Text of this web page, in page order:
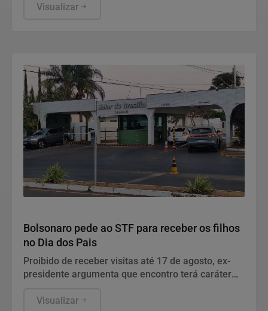
a avaliação com o odontopediatra e para a
Visualizar
Bolsonaro pede ao STF para receber os filhos
no Dia dos Pais
Proibido de receber visitas até 17 de agosto, ex-
presidente argumenta que encontro terá caráter
Visualizar